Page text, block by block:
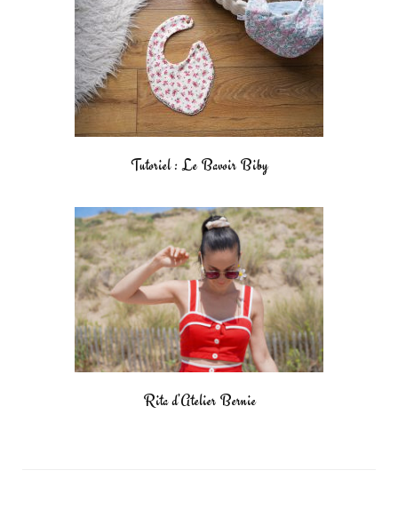
Tutoriel : Le Bavoir Biby
Rita d’Atelier Bernie